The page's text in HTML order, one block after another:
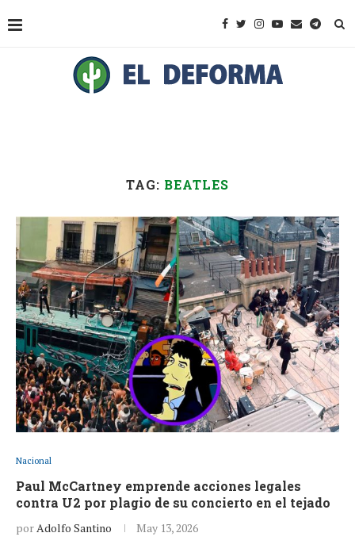
TAG: BEATLES
Nacional
Paul McCartney emprende acciones legales
contra U2 por plagio de su concierto en el tejado
porAdolfo Santino May 13, 2026